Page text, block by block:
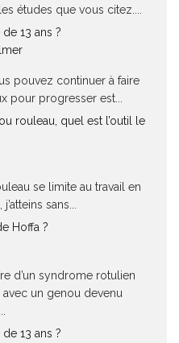
études que vous citez....
13 ans ?
pouvez continuer à faire
pour progresser est...
rouleau, quel est l’outil le
se limite au travail en
sans...
Hoffa ?
d’un syndrome rotulien
un genou devenu
13 ans ?